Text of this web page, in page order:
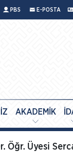
PBS E-POSTA
AKADEMİK
Öğr. Üyesi